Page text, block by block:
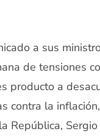
a sus
de tensiones
producto a
contra la
República,